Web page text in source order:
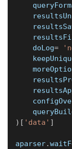
    doLog
=
) [ 'data' ]
aparser.